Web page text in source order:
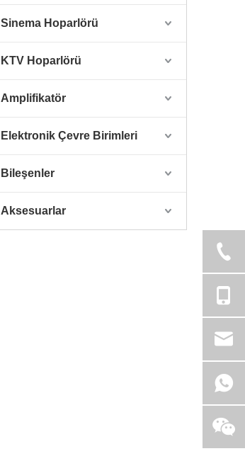
Sinema Hoparlörü
KTV Hoparlörü
Amplifikatör
Elektronik Çevre Birimleri
Bileşenler
Aksesuarlar